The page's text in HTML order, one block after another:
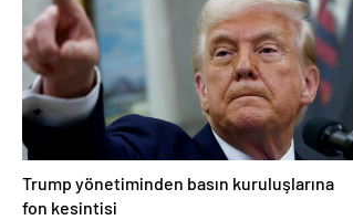
rol oynuyor
Trump yönetiminden basın kuruluşlarına
fon kesintisi